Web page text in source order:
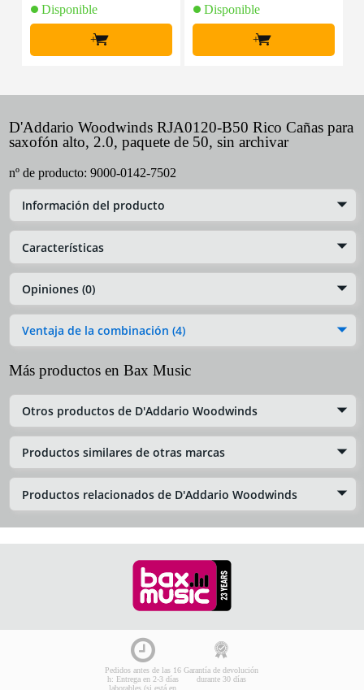
Disponible
+
Disponible
+
D'Addario Woodwinds RJA0120-B50 Rico Cañas para
saxofón alto, 2.0, paquete de 50, sin archivar
nº de producto: 9000-0142-7502
Información del producto
Características
Opiniones (0)
Ventaja de la combinación (4)
Más productos en Bax Music
Otros productos de D'Addario Woodwinds
Productos similares de otras marcas
Productos relacionados de D'Addario Woodwinds
Pedidos antes de las 16
h: Entrega en 2-3 días
laborables (si está en
Garantía de devolución
durante 30 días